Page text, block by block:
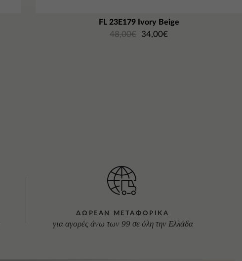
FL 23E179 Ιvory Beige
48,00€ 34,00€
ΔΩΡΕΑΝ ΜΕΤΑΦΟΡΙΚΑ
για αγορές άνω των 99 σε όλη την Ελλάδα